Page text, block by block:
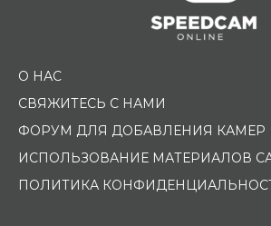
О НАС
СВЯЖИТЕСЬ С НАМИ
ФОРУМ ДЛЯ ДОБАВЛЕНИЯ КАМЕР
ИСПОЛЬЗОВАНИЕ МАТЕРИАЛОВ
ПОЛИТИКА